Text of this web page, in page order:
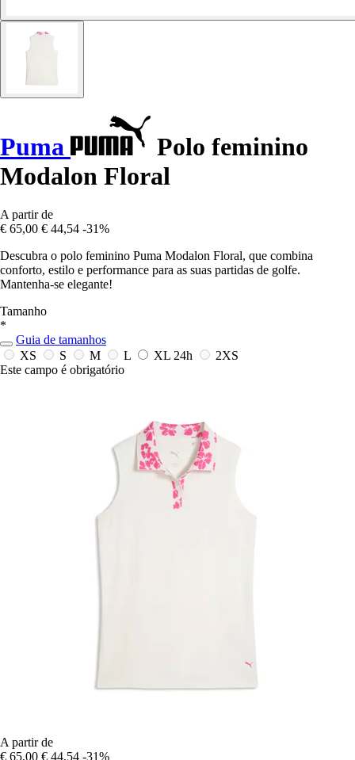
Puma
Polo feminino
Modalon Floral
A partir de
€ 65,00 € 44,54 -31%
Descubra o polo feminino Puma Modalon Floral, que combina
conforto, estilo e performance para as suas partidas de golfe.
Mantenha-se elegante!
Tamanho
*
Guia de tamanhos
XS
S M L XL 24h
2XS
Este campo é obrigatório
A partir de
€ 65,00 € 44,54 -31%